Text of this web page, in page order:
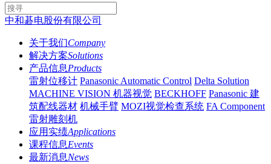
中和碁电股份有限公司
关于我们Company
解决方案Solutions
产品信息Products
雷射位移计 Panasonic Automatic Control Delta Solution
MACHINE VISION 机器视觉 BECKHOFF Panasonic 建
筑配线器材 机械手臂 MOZI视觉检查系统 FA Component
雷射雕刻机
应用实绩Applications
课程信息Events
最新消息News